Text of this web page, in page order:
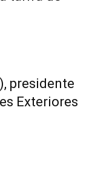
presidente
Exteriores